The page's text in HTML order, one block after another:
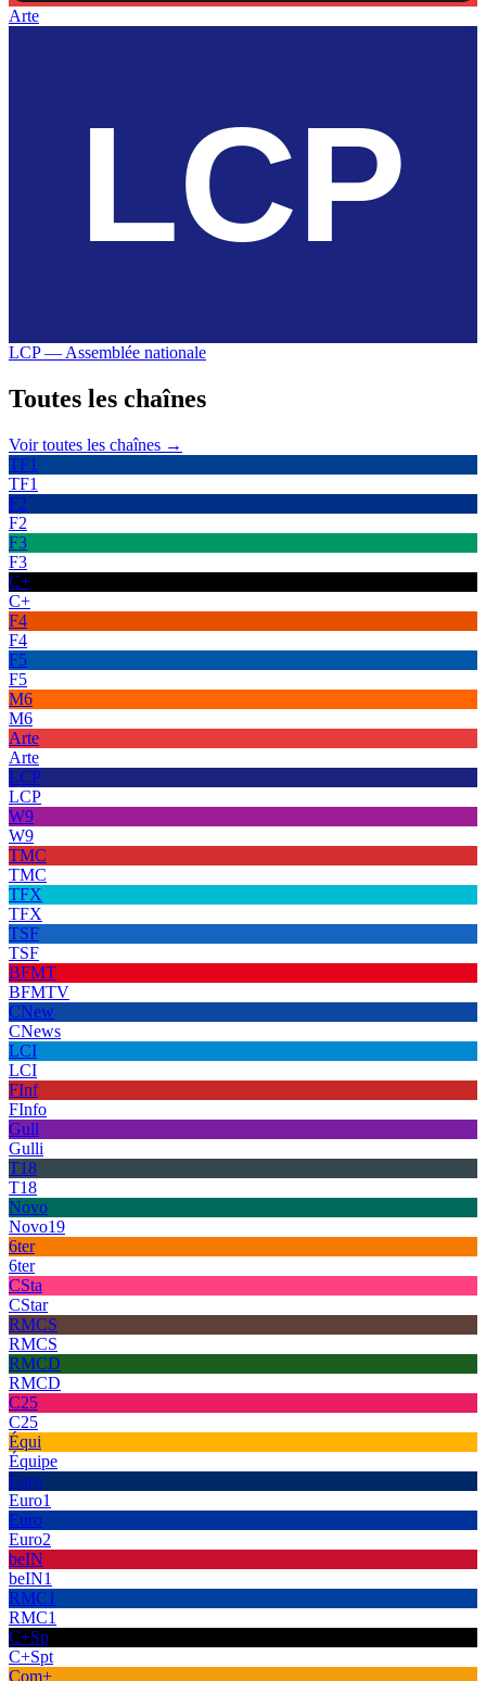
Arte
LCP — Assemblée nationale
Toutes les chaînes
Voir toutes les chaînes →
TF1
TF1
F2
F2
F3
F3
C+
C+
F4
F4
F5
F5
M6
M6
Arte
Arte
LCP
LCP
W9
W9
TMC
TMC
TFX
TFX
TSF
TSF
BFMT
BFMTV
CNew
CNews
LCI
LCI
FInf
FInfo
Gull
Gulli
T18
T18
Novo
Novo19
6ter
6ter
CSta
CStar
RMCS
RMCS
RMCD
RMCD
C25
C25
Équi
Équipe
Euro
Euro1
Euro
Euro2
beIN
beIN1
RMC1
RMC1
C+Sp
C+Spt
Com+